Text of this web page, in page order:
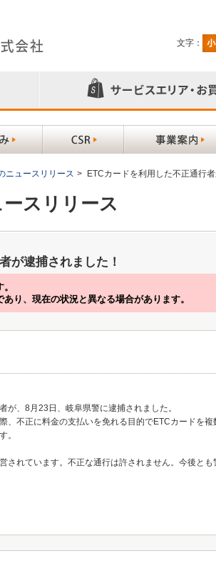
文字：
ニュースリリース > ETCカードを利用した不正通行
スリリース
が逮捕されました！
り、現在の状況と異なる場合があります。
が、8月23日、岐阜県警に逮捕されました。
、不正に料金の支払いを免れる目的でETCカードを
。
されています。不正な通行は許されません。今後と